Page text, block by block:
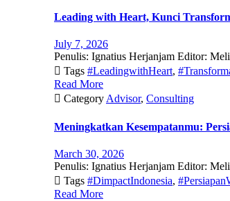
Leading with Heart, Kunci
July 7, 2026
Penulis: Ignatius Herjanjam Editor:
 Tags #LeadingwithHeart,
Read More
 Category Advisor, Consulting
Meningkatkan Kesempatanmu:
March 30, 2026
Penulis: Ignatius Herjanjam Editor:
 Tags #DimpactIndonesia,
Read More